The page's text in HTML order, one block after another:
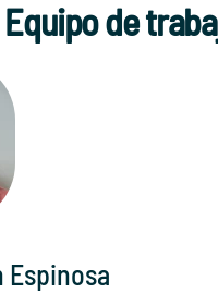
Equipo de
Espinosa